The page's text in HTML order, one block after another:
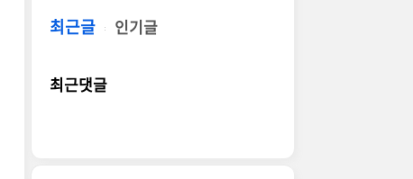
최근글 인기글
최근댓글